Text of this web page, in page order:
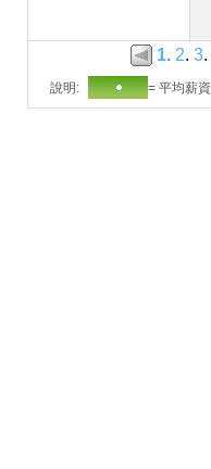
1. 2. 3.
說明: = 平均薪資